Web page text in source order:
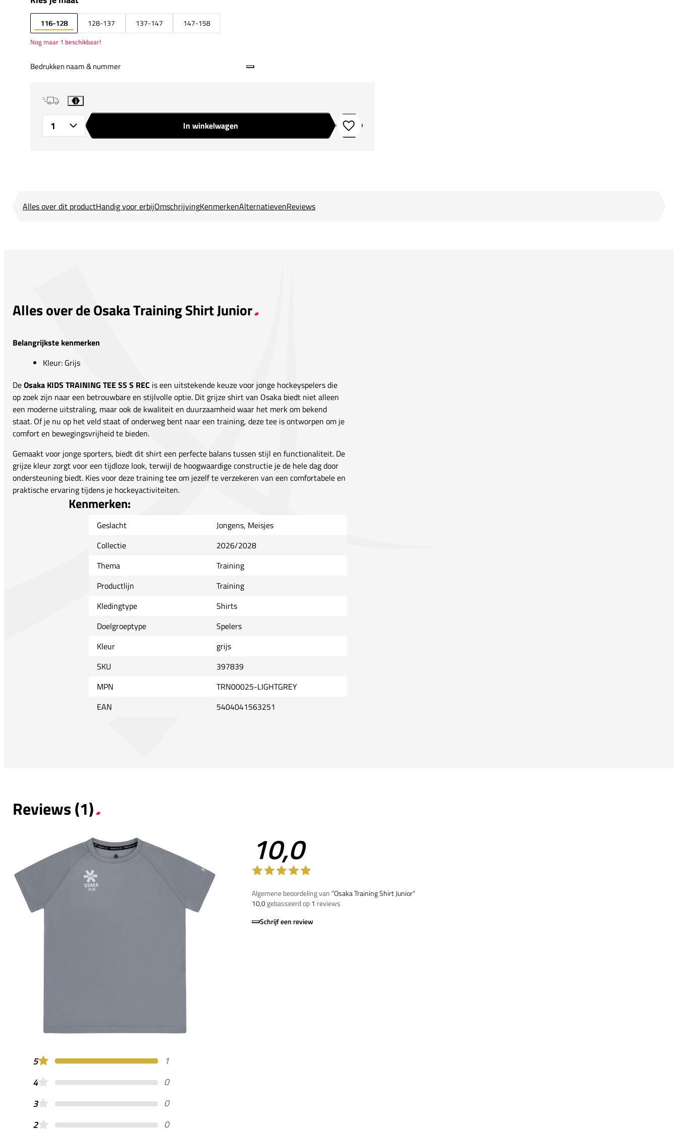
116-128 128-137 137-147 147-158
Nog maar 1 beschikbaar!
Bedrukken naam & nummer
i
In winkelwagen Toevoegen aan verlanglijstje
Alles over dit productHandig voor erbijOmschrijvingKenmerkenAlternatievenReviews
Alles over de Osaka Training Shirt Junior
Belangrijkste kenmerken
Kleur: Grijs
DeOsaka KIDS TRAINING TEE SS S REC is een uitstekende keuze voor jonge hockeyspelers die
op zoek zijn naar een betrouwbare en stijlvolle optie. Dit grijze shirt van Osaka biedt niet alleen
een moderne uitstraling, maar ook de kwaliteit en duurzaamheid waar het merk om bekend
staat. Of je nu op het veld staat of onderweg bent naar een training, deze tee is ontworpen om je
comfort en bewegingsvrijheid te bieden.
Gemaakt voor jonge sporters, biedt dit shirt een perfecte balans tussen stijl en functionaliteit. De
grijze kleur zorgt voor een tijdloze look, terwijl de hoogwaardige constructie je de hele dag door
ondersteuning biedt. Kies voor deze training tee om jezelf te verzekeren van een comfortabele en
praktische ervaring tijdens je hockeyactiviteiten.
Kenmerken:
Geslacht
Jongens, Meisjes
Collectie
2026/2028
Thema
Training
Productlijn
Training
Kledingtype
Shirts
Doelgroeptype
Spelers
Kleur
grijs
SKU
397839
MPN
TRN00025-LIGHTGREY
EAN
5404041563251
Reviews (1)
10,0
Algemene beoordeling van”Osaka Training Shirt Junior“
10,0gebasseerd op1 reviews
Schrijf een review
5
1
4
0
3
0
2
0